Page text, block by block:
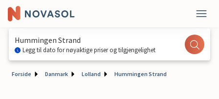
Hummingen Strand
Legg til dato for nøyaktige priser og tilgjengelighet
Forside Danmark Lolland Hummingen Strand